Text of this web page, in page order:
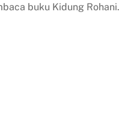
buku Kidung Rohani.